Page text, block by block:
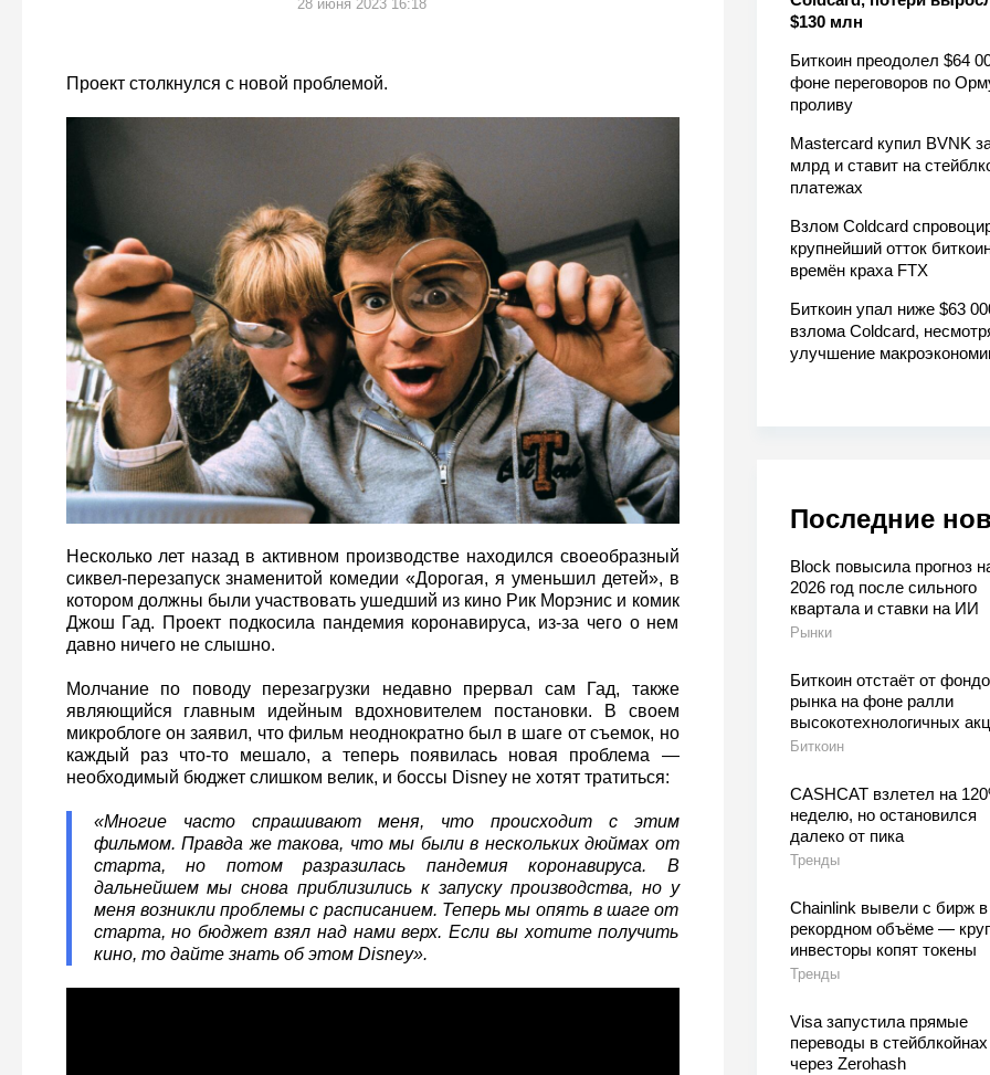
$130 млн
Биткоин преодолел $64
фоне переговоров по
проливу
Mastercard купил BVNK
млрд и ставит на
платежах
Взлом Coldcard
крупнейший отток
времён краха FTX
Биткоин упал ниже $63
взлома Coldcard,
улучшение
Последние
Block повысила прогноз
2026 год после сильного
квартала и ставки на ИИ
Рынки
Биткоин отстаёт от
рынка на фоне ралли
высокотехнологичных
Биткоин
CASHCAT взлетел на
неделю, но остановился
далеко от пика
Тренды
Chainlink вывели с бирж в
рекордном объёме —
инвесторы копят токены
Тренды
Visa запустила прямые
переводы в стейблкойнах
через Zerohash
28 июня 2023 16:18
Проект столкнулся с новой проблемой.
Несколько лет назад в активном производстве находился своеобразный
сиквел-перезапуск знаменитой комедии «Дорогая, я уменьшил детей», в
котором должны были участвовать ушедший из кино Рик Морэнис и комик
Джош Гад. Проект подкосила пандемия коронавируса, из-за чего о нем
давно ничего не слышно.
Молчание по поводу перезагрузки недавно прервал сам Гад, также
являющийся главным идейным вдохновителем постановки. В своем
микроблоге он заявил, что фильм неоднократно был в шаге от съемок, но
каждый раз что-то мешало, а теперь появилась новая проблема —
необходимый бюджет слишком велик, и боссы Disney не хотят тратиться:
«Многие часто спрашивают меня, что происходит с этим
фильмом. Правда же такова, что мы были в нескольких дюймах от
старта, но потом разразилась пандемия коронавируса. В
дальнейшем мы снова приблизились к запуску производства, но у
меня возникли проблемы с расписанием. Теперь мы опять в шаге от
старта, но бюджет взял над нами верх. Если вы хотите получить
кино, то дайте знать об этом Disney».